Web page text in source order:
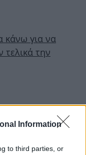
Information
to third parties, or
κάνω για να
την